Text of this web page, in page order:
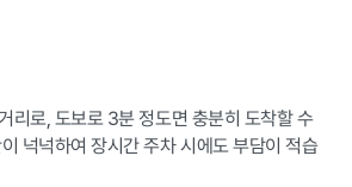
리로, 도보로 3분 정도면 충분히 도착할 수
넉넉하여 장시간 주차 시에도 부담이 적습